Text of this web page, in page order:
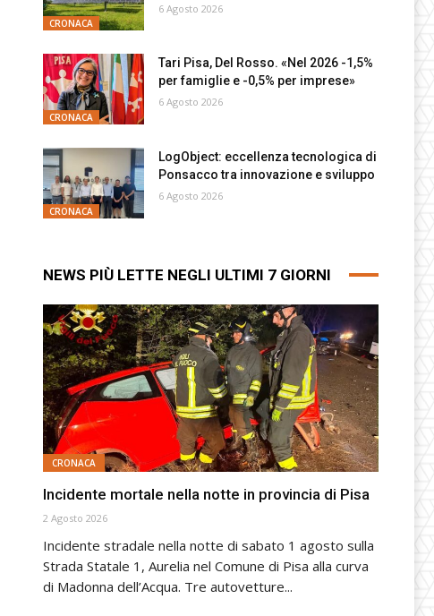
CRONACA
6 Agosto 2026
CRONACA
Tari Pisa, Del Rosso. «Nel 2026 -1,5%
per famiglie e -0,5% per imprese»
6 Agosto 2026
CRONACA
LogObject: eccellenza tecnologica di
Ponsacco tra innovazione e sviluppo
6 Agosto 2026
NEWS PIÙ LETTE NEGLI ULTIMI 7 GIORNI
CRONACA
Incidente mortale nella notte in provincia di Pisa
2 Agosto 2026
Incidente stradale nella notte di sabato 1 agosto sulla
Strada Statale 1, Aurelia nel Comune di Pisa alla curva
di Madonna dell’Acqua. Tre autovetture...